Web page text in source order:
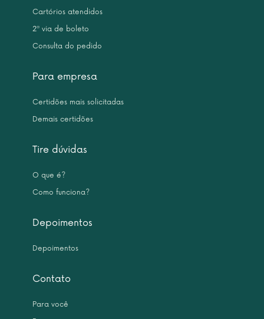
Cartórios atendidos
2ª via de boleto
Consulta do pedido
Para empresa
Certidões mais solicitadas
Demais certidões
Tire dúvidas
O que é?
Como funciona?
Depoimentos
Depoimentos
Contato
Para você